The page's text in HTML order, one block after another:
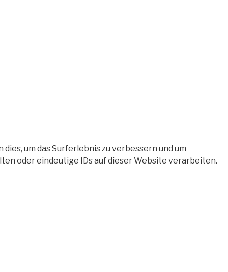
um das Surferlebnis zu verbessern und um
oder eindeutige IDs auf dieser Website verarbeiten.